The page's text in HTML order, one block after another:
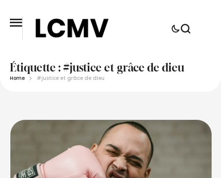
Étiquette :#justice et grâce de dieu
Home #justice et grâce de dieu